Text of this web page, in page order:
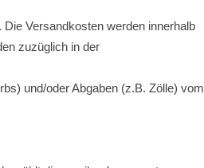
Versandkosten werden innerhalb
zuzüglich in der
und/oder Abgaben (z.B. Zölle) vom